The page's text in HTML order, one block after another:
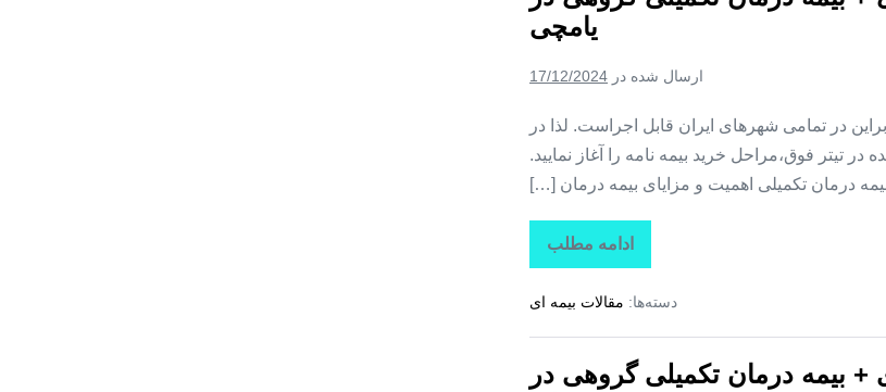
بیمه
درمان
تکمیلی
در
یامچی
ارسال شده در 17/12/2024
در تمامی شهرهای ایران قابل اجراست. لذا در
تیتر فوق،مراحل خرید بیمه نامه را آغاز نمایید.
درمان تکمیلی اهمیت و مزایای بیمه درمان […]
ادامه مطلب
تاراز
بیمه
بیمه
درمان
+
دسته‌ها: مقالات بیمه ای
+ بیمه درمان تکمیلی گروهی در